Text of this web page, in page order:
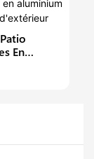
En
De